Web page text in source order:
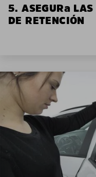
5. ASEGURa
DE RETENCIÓN